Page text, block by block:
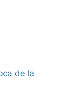
de la